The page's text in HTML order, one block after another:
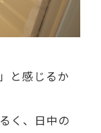
と感じるか
く、日中の